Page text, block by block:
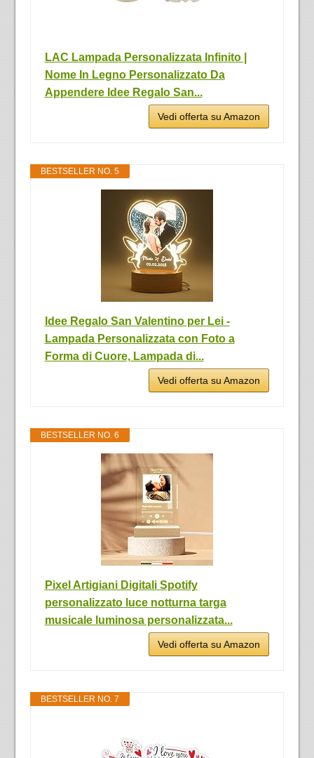
LAC Lampada Personalizzata Infinito |
Nome In Legno Personalizzato Da
Appendere Idee Regalo San...
Vedi offerta su Amazon
BESTSELLER NO. 5
Idee Regalo San Valentino per Lei -
Lampada Personalizzata con Foto a
Forma di Cuore, Lampada di...
Vedi offerta su Amazon
BESTSELLER NO. 6
Pixel Artigiani Digitali Spotify
personalizzato luce notturna targa
musicale luminosa personalizzata...
Vedi offerta su Amazon
BESTSELLER NO. 7